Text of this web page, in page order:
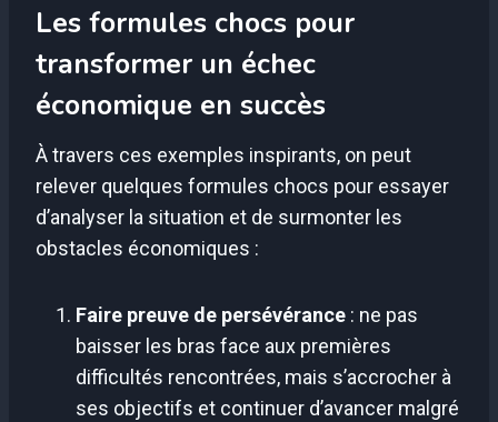
Les formules chocs pour
transformer un échec
économique en succès
À travers ces exemples inspirants, on peut
relever quelques formules chocs pour essayer
d’analyser la situation et de surmonter les
obstacles économiques :
Faire preuve de persévérance : ne pas
baisser les bras face aux premières
difficultés rencontrées, mais s’accrocher à
ses objectifs et continuer d’avancer malgré